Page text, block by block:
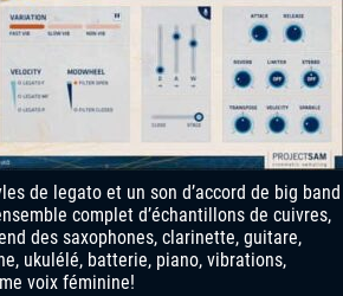
de legato et un son d’accord de big band
complet d’échantillons de cuivres,
des saxophones, clarinette, guitare,
ukulélé, batterie, piano, vibrations,
voix féminine!